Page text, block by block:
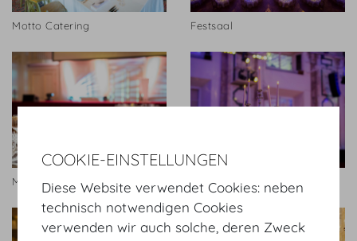
Motto Catering Festsaal
Motto Catering Motto Catering
COOKIE-EINSTELLUNGEN
Diese Website verwendet Cookies: neben
technisch notwendigen Cookies
verwenden wir auch solche, deren Zweck